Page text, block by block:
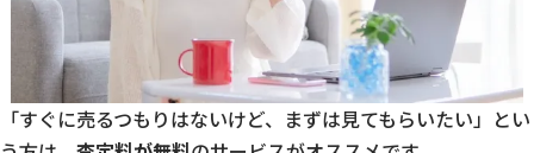
「すぐに売るつもりはないけど、まずは見てもらいたい」とい